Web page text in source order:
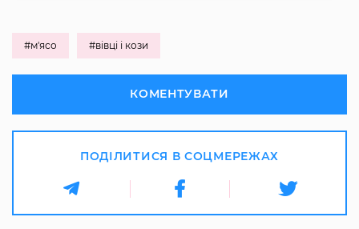
#м'ясо #вівці і кози
КОМЕНТУВАТИ
ПОДІЛИТИСЯ В СОЦМЕРЕЖАХ